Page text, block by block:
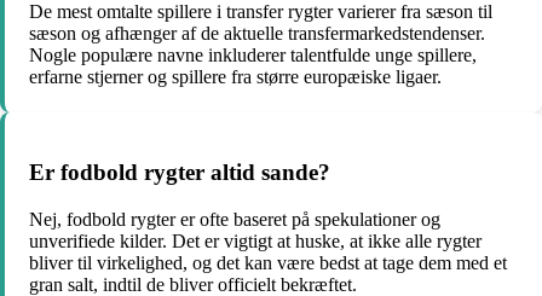
De mest omtalte spillere i transfer rygter varierer fra sæson til
sæson og afhænger af de aktuelle transfermarkedstendenser.
Nogle populære navne inkluderer talentfulde unge spillere,
erfarne stjerner og spillere fra større europæiske ligaer.
Er fodbold rygter altid sande?
Nej, fodbold rygter er ofte baseret på spekulationer og
unverifiede kilder. Det er vigtigt at huske, at ikke alle rygter
bliver til virkelighed, og det kan være bedst at tage dem med et
gran salt, indtil de bliver officielt bekræftet.